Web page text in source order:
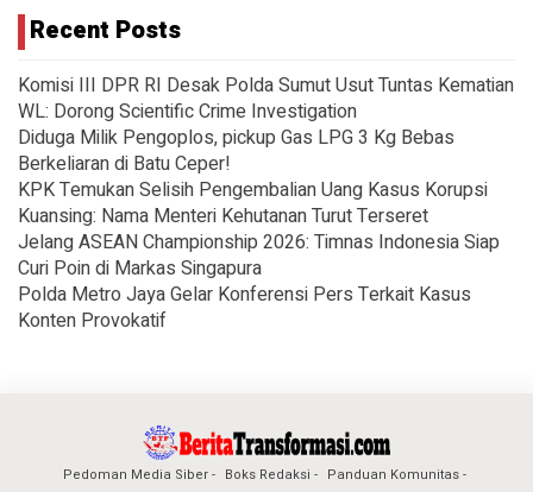
Recent Posts
Komisi III DPR RI Desak Polda Sumut Usut Tuntas Kematian
WL: Dorong Scientific Crime Investigation
Diduga Milik Pengoplos, pickup Gas LPG 3 Kg Bebas
Berkeliaran di Batu Ceper!
KPK Temukan Selisih Pengembalian Uang Kasus Korupsi
Kuansing: Nama Menteri Kehutanan Turut Terseret
Jelang ASEAN Championship 2026: Timnas Indonesia Siap
Curi Poin di Markas Singapura
Polda Metro Jaya Gelar Konferensi Pers Terkait Kasus
Konten Provokatif
Pedoman Media Siber Boks Redaksi
Panduan Komunitas